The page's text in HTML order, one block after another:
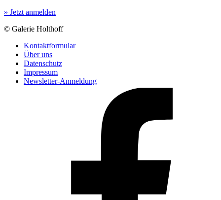
» Jetzt anmelden
© Galerie Holthoff
Kontaktformular
Über uns
Datenschutz
Impressum
Newsletter-Anmeldung